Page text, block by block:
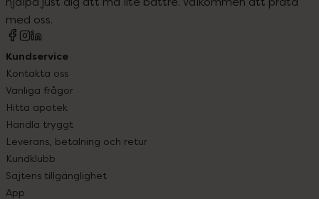
med oss.
Kundservice
Kontakta oss
Vanliga frågor
Hitta apotek
Handla tryggt
Leverans, betalning och retur
Kundklubb
Sajtens tillgänglighet
App